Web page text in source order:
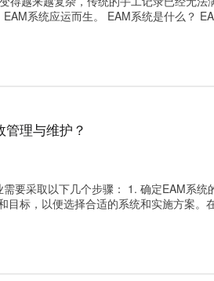
系统应运而生。 EAM系统是什么？
助企业实现对资产全生命周期的管理，包
理与维护？
要采取以下几个步骤： 1. 确定EAM系统
目标，以便选择合适的系统和实施方案。
和实施方案 企业需要选择合适的EAM系统